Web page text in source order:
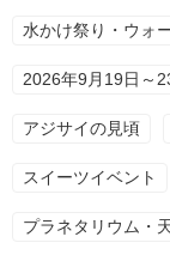
水かけ祭り・ウォ
2026年9月19日～
アジサイの見頃
スイーツイベント
プラネタリウム・